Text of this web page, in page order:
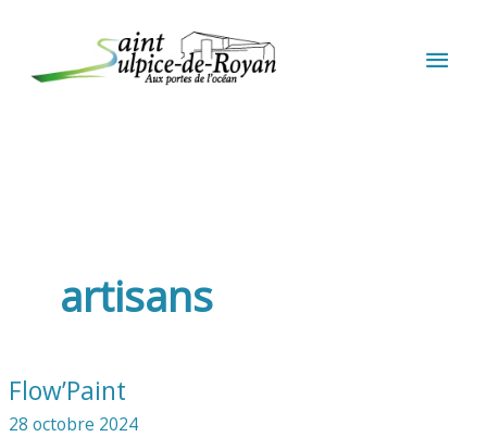
artisans
Flow’Paint
28 octobre 2024